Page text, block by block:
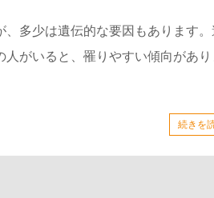
多少は遺伝的な要因もあります
がいると、罹りやすい傾向があり
続きを